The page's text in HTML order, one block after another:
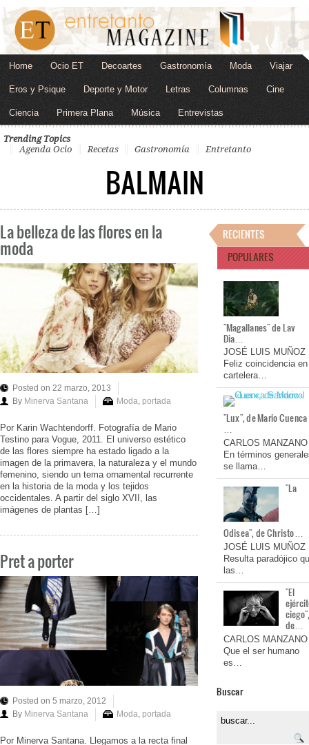
Home Ocio ET Decoartes Gastronomía Moda Viajar
Eros y Psique Deporte y Motor Letras Columnas Cine
Ciencia Primera Plana Música Entrevistas
Trending Topics
Agenda Ocio
Recetas Gastronomía Entretanto
BALMAIN
La belleza de las flores en la
moda
Posted on 22 marzo, 2013
By Minerva Santana Moda, portada
Por Karin Wachtendorff. Fotografía de Mario
Testino para Vogue, 2011. El universo estético
de las flores siempre ha estado ligado a la
imagen de la primavera, la naturaleza y el mundo
femenino, siendo un tema ornamental recurrente
en la historia de la moda y los tejidos
occidentales. A partir del siglo XVII, las
imágenes de plantas […]
Pret a porter
Posted on 5 marzo, 2012
By Minerva Santana Moda, portada
Por Minerva Santana. Llegamos a la recta final
RECIENTES
POPULARES
"Magallanes" de Lav
Dia…
JOSÉ LUIS MUÑOZ
Feliz coincidencia en
cartelera…
"Lux", de Mario Cuenca
…
CARLOS MANZANO
En términos
se llama…
"La
Odisea", de Christo…
JOSÉ LUIS MUÑOZ
Resulta paradójico
las…
"El
de…
CARLOS MANZANO
Que el ser humano
es…
Buscar